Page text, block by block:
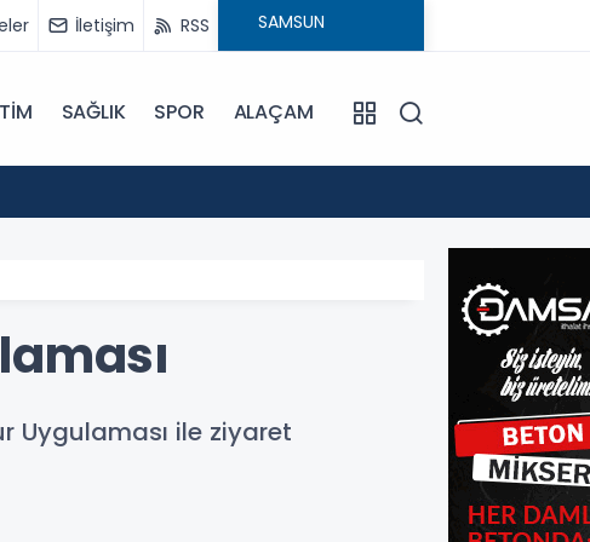
İletişim RSS
SAĞLIK SPOR ALAÇAM
Uygulaması ile ziyaret